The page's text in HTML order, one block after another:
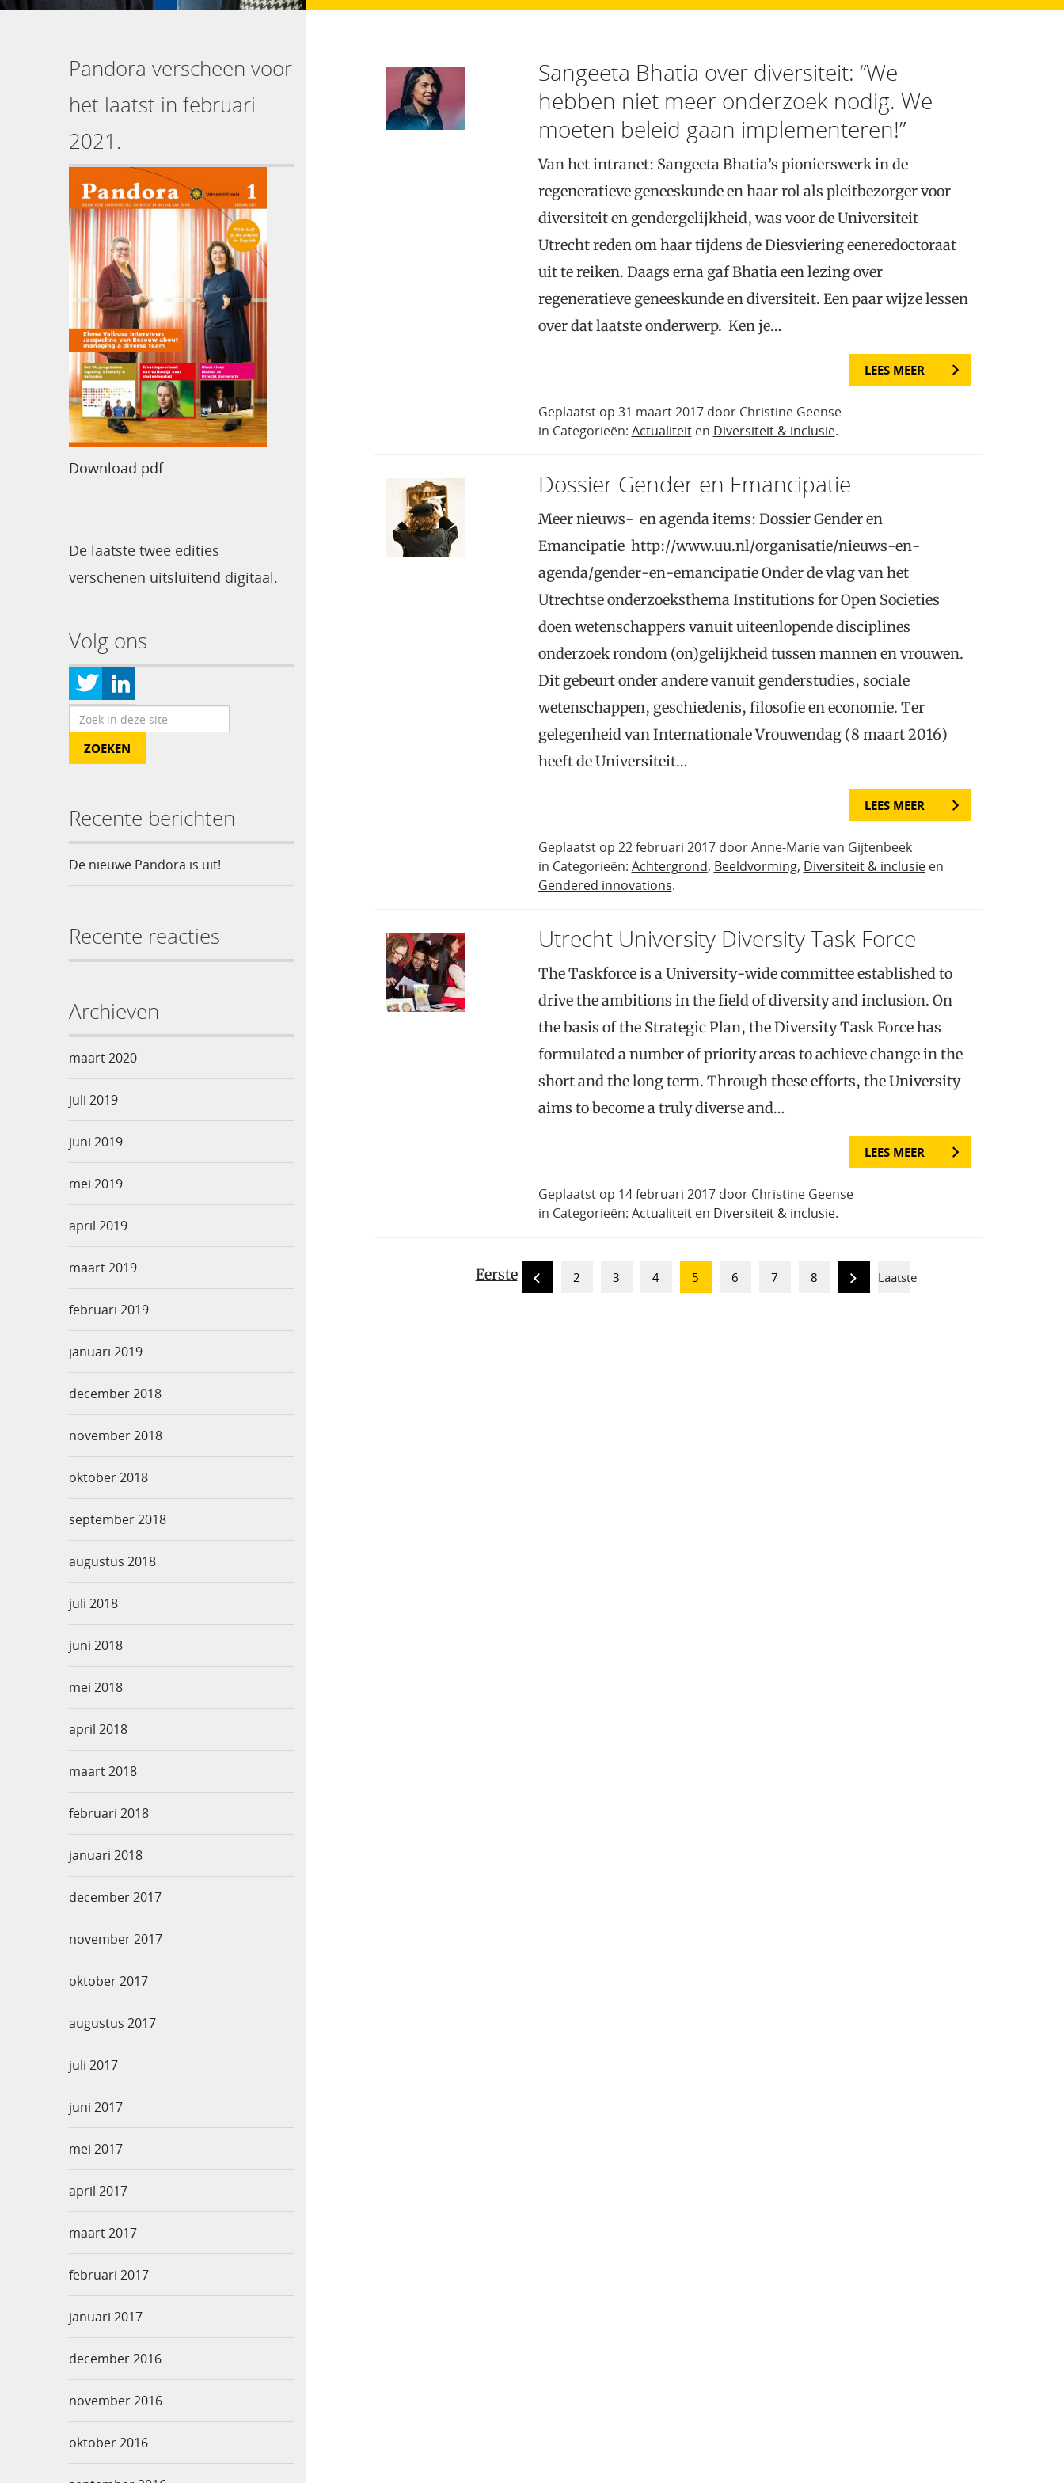
Pandora verscheen voor
het laatst in februari
2021.
Download pdf
De laatste twee edities
verschenen uitsluitend digitaal.
Volg ons
Recente berichten
De nieuwe Pandora is uit!
Recente reacties
Archieven
maart 2020
juli 2019
juni 2019
mei 2019
april 2019
maart 2019
februari 2019
januari 2019
december 2018
november 2018
oktober 2018
september 2018
augustus 2018
juli 2018
juni 2018
mei 2018
april 2018
maart 2018
februari 2018
januari 2018
december 2017
november 2017
oktober 2017
augustus 2017
juli 2017
juni 2017
mei 2017
april 2017
maart 2017
februari 2017
januari 2017
december 2016
november 2016
oktober 2016
Sangeeta Bhatia over diversiteit: “We
hebben niet meer onderzoek nodig. We
moeten beleid gaan implementeren!”
Van het intranet: Sangeeta Bhatia’s pionierswerk in de
regeneratieve geneeskunde en haar rol als pleitbezorger voor
diversiteit en gendergelijkheid, was voor de Universiteit
Utrecht reden om haar tijdens de Diesviering eeneredoctoraat
uit te reiken. Daags erna gaf Bhatia een lezing over
regeneratieve geneeskunde en diversiteit. Een paar wijze lessen
over dat laatste onderwerp. Ken je…
LEES MEER
Geplaatst op 31 maart 2017 door Christine Geense
in Categorieën: Actualiteiten Diversiteit & inclusie.
Dossier Gender en Emancipatie
Meer nieuws- en agenda items: Dossier Gender en
Emancipatie http://www.uu.nl/organisatie/nieuws-en-
agenda/gender-en-emancipatie Onder de vlag van het
Utrechtse onderzoeksthema Institutions for Open Societies
doen wetenschappers vanuit uiteenlopende disciplines
onderzoek rondom (on)gelijkheid tussen mannen en vrouwen.
Dit gebeurt onder andere vanuit genderstudies, sociale
wetenschappen, geschiedenis, filosofie en economie. Ter
gelegenheid van Internationale Vrouwendag (8 maart 2016)
heeft de Universiteit…
LEES MEER
Geplaatst op 22 februari 2017 door Anne-Marie van Gijtenbeek
in Categorieën: Achtergrond, Beeldvorming, Diversiteit & inclusieen
Gendered innovations.
Utrecht University Diversity Task Force
The Taskforce is a University-wide committee established to
drive the ambitions in the field of diversity and inclusion. On
the basis of the Strategic Plan, the Diversity Task Force has
formulated a number of priority areas to achieve change in the
short and the long term. Through these efforts, the University
aims to become a truly diverse and…
LEES MEER
Geplaatst op 14 februari 2017 door Christine Geense
in Categorieën: Actualiteiten Diversiteit & inclusie.
Eerste 2 3 4 5 6 7 8 Laatste